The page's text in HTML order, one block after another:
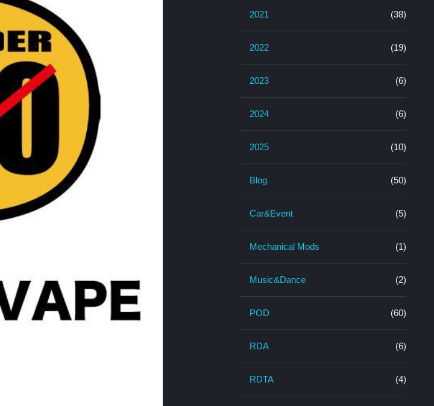
2021 (38)
2022 (19)
2023 (6)
2024 (6)
2025 (10)
Blog (50)
Car&Event (5)
Mechanical Mods (1)
Music&Dance (2)
POD (60)
RDA (6)
RDTA (4)